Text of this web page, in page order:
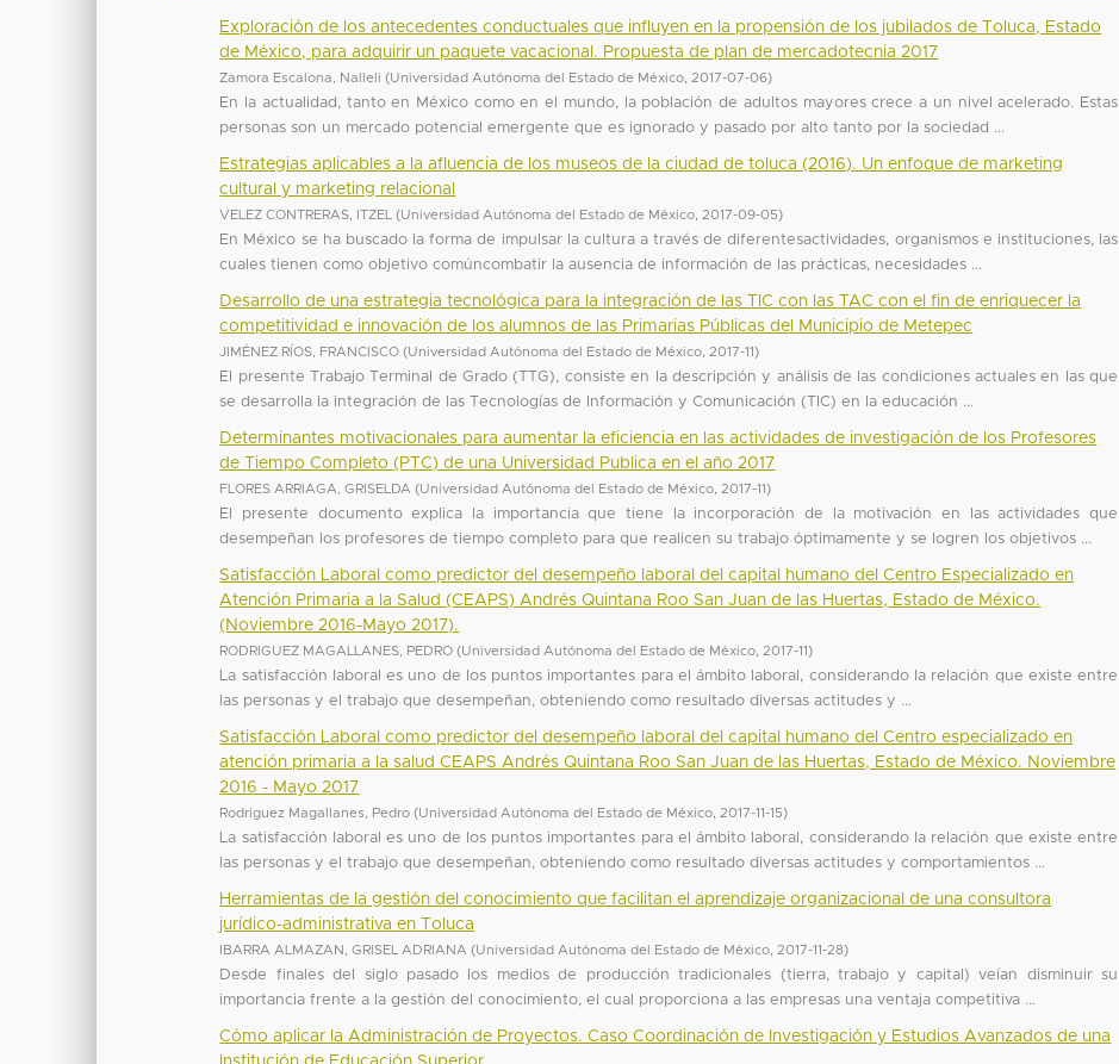
Exploración de los antecedentes conductuales que influyen en la propensión de los jubilados de Toluca, Estado
de México, para adquirir un paquete vacacional. Propuesta de plan de mercadotecnia 2017
Zamora Escalona, Nalleli (Universidad Autónoma del Estado de México 2017-07-06)
En la actualidad, tanto en México como en el mundo, la población de adultos mayores crece a un nivel acelerado. Estas
personas son un mercado potencial emergente que es ignorado y pasado por alto tanto por la sociedad ...
Estrategias aplicables a la afluencia de los museos de la ciudad de toluca (2016). Un enfoque de marketing
cultural y marketing relacional
VELEZ CONTRERAS, ITZEL (Universidad Autónoma del Estado de México 2017-09-05)
En México se ha buscado la forma de impulsar la cultura a través de diferentesactividades, organismos e instituciones, las
cuales tienen como objetivo comúncombatir la ausencia de información de las prácticas, necesidades ...
Desarrollo de una estrategia tecnológica para la integración de las TIC con las TAC con el fin de enriquecer la
competitividad e innovación de los alumnos de las Primarias Públicas del Municipio de Metepec
JIMÉNEZ RÍOS, FRANCISCO (Universidad Autónoma del Estado de México 2017-11)
El presente Trabajo Terminal de Grado (TTG), consiste en la descripción y análisis de las condiciones actuales en las que
se desarrolla la integración de las Tecnologías de Información y Comunicación (TIC) en la educación ...
Determinantes motivacionales para aumentar la eficiencia en las actividades de investigación de los Profesores
de Tiempo Completo (PTC) de una Universidad Publica en el año 2017
FLORES ARRIAGA, GRISELDA (Universidad Autónoma del Estado de México 2017-11)
El presente documento explica la importancia que tiene la incorporación de la motivación en las actividades que
desempeñan los profesores de tiempo completo para que realicen su trabajo óptimamente y se logren los objetivos ...
Satisfacción Laboral como predictor del desempeño laboral del capital humano del Centro Especializado en
Atención Primaria a la Salud (CEAPS) Andrés Quintana Roo San Juan de las Huertas, Estado de México.
(Noviembre 2016-Mayo 2017).
RODRIGUEZ MAGALLANES, PEDRO (Universidad Autónoma del Estado de México 2017-11)
La satisfacción laboral es uno de los puntos importantes para el ámbito laboral, considerando la relación que existe entre
las personas y el trabajo que desempeñan, obteniendo como resultado diversas actitudes y ...
Satisfacción Laboral como predictor del desempeño laboral del capital humano del Centro especializado en
atención primaria a la salud CEAPS Andrés Quintana Roo San Juan de las Huertas, Estado de México. Noviembre
2016 - Mayo 2017
Rodriguez Magallanes, Pedro (Universidad Autónoma del Estado de México 2017-11-15)
La satisfacción laboral es uno de los puntos importantes para el ámbito laboral, considerando la relación que existe entre
las personas y el trabajo que desempeñan, obteniendo como resultado diversas actitudes y comportamientos ...
Herramientas de la gestión del conocimiento que facilitan el aprendizaje organizacional de una consultora
jurídico-administrativa en Toluca
IBARRA ALMAZAN, GRISEL ADRIANA (Universidad Autónoma del Estado de México 2017-11-28)
Desde finales del siglo pasado los medios de producción tradicionales (tierra, trabajo y capital) veían disminuir su
importancia frente a la gestión del conocimiento, el cual proporciona a las empresas una ventaja competitiva ...
Cómo aplicar la Administración de Proyectos. Caso Coordinación de Investigación y Estudios Avanzados de una